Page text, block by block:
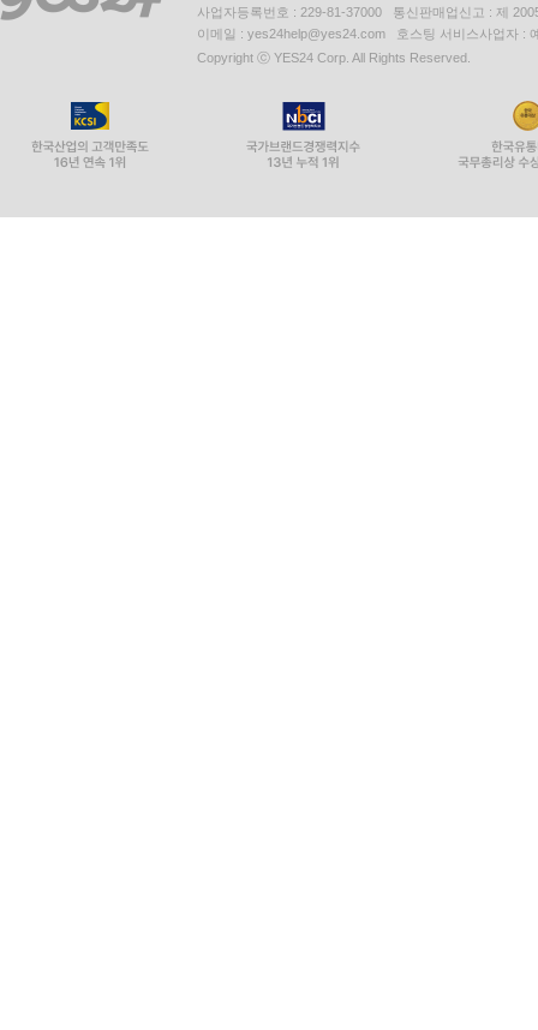
사업자등록번호 : 229-81-37000 통신판매업신고 : 제
이메일 : yes24help@yes24.com 호스팅 서비스사업자 :
Copyright ⓒ YES24 Corp. All Rights Reserved.